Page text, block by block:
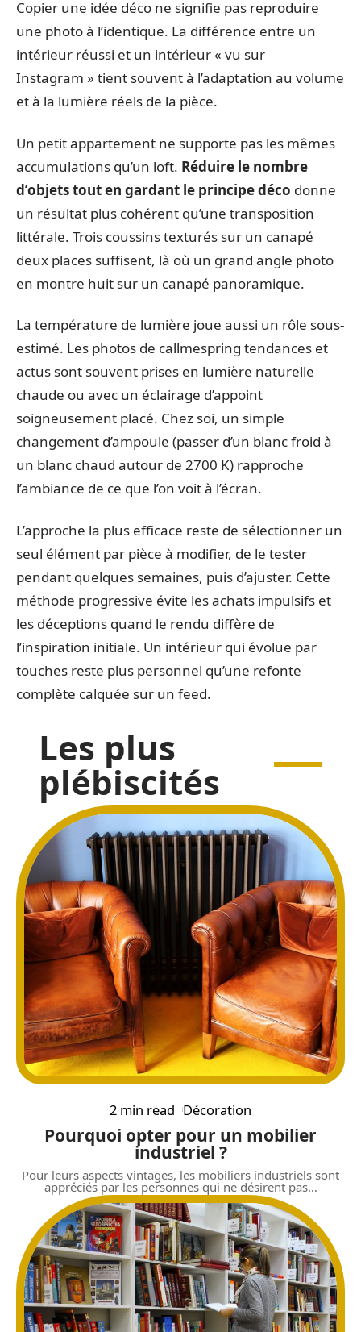
Copier une idée déco ne signifie pas reproduire
une photo à l’identique. La différence entre un
intérieur réussi et un intérieur « vu sur
Instagram » tient souvent à l’adaptation au volume
et à la lumière réels de la pièce.
Un petit appartement ne supporte pas les mêmes
accumulations qu’un loft. Réduire le nombre
d’objets tout en gardant le principe déco donne
un résultat plus cohérent qu’une transposition
littérale. Trois coussins texturés sur un canapé
deux places suffisent, là où un grand angle photo
en montre huit sur un canapé panoramique.
La température de lumière joue aussi un rôle sous-
estimé. Les photos de callmespring tendances et
actus sont souvent prises en lumière naturelle
chaude ou avec un éclairage d’appoint
soigneusement placé. Chez soi, un simple
changement d’ampoule (passer d’un blanc froid à
un blanc chaud autour de 2700 K) rapproche
l’ambiance de ce que l’on voit à l’écran.
L’approche la plus efficace reste de sélectionner un
seul élément par pièce à modifier, de le tester
pendant quelques semaines, puis d’ajuster. Cette
méthode progressive évite les achats impulsifs et
les déceptions quand le rendu diffère de
l’inspiration initiale. Un intérieur qui évolue par
touches reste plus personnel qu’une refonte
complète calquée sur un feed.
Les plus
plébiscités
2 min read Décoration
Pourquoi opter pour un mobilier
industriel ?
Pour leurs aspects vintages, les mobiliers industriels sont
appréciés par les personnes qui ne désirent pas…